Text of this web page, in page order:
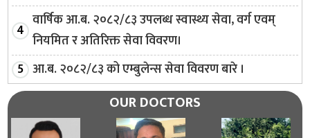
वार्षिक आ.ब. २०८२/८३ उपलब्ध स्वास्थ्य सेवा, वर्ग एवम्
नियमित र अतिरिक्त सेवा विवरण।
आ.ब. २०८२/८३ को एम्बुलेन्स सेवा विवरण बारे ।
OUR DOCTORS